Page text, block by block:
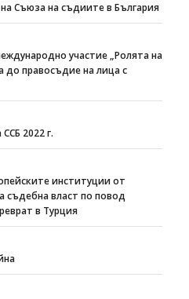
Съюза на съдиите в България
участие „Ролята на
до правосъдие на лица с
2022 г.
институции от
съдебна власт по повод
в Турция